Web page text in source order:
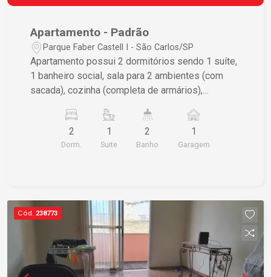
Apartamento - Padrão
Parque Faber Castell I - São Carlos/SP
Apartamento possui 2 dormitórios sendo 1 suíte,
1 banheiro social, sala para 2 ambientes (com
sacada), cozinha (completa de armários),
carro. Acabamento em piso frio (cerâmico).
2
Dorm.
1
Suite
2
Banho
1
Garagem
Cód. 238773